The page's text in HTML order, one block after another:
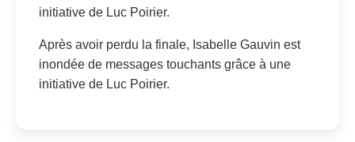
initiative de Luc Poirier.
Après avoir perdu la finale, Isabelle Gauvin est
inondée de messages touchants grâce à une
initiative de Luc Poirier.